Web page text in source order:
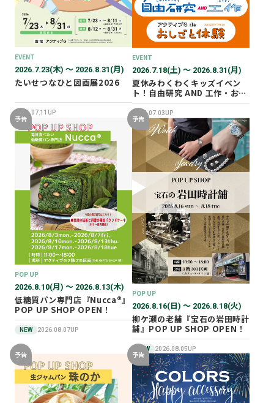
EVENT
2026.7.23(木) 〜 2026.8.31(月)
たいせつなひと図画展2026
2026.07.11UP
EVENT
2026.7.18(土) 〜 2026.8.31(月)
夏休みわくわくキッズイベン
ト！自由研究 AND 工作・おし
ごと体験！
2026.07.03UP
予告
POP UP
2026.8.10(月) 〜 2026.8.13(木)
低糖質パン専門店『Nucca®』
POP UP SHOP OPEN！
NEW 2026.08.07UP
予告
POP UP
2026.8.16(日) 〜 2026.8.18(火)
柳ケ瀬の老舗『宝石の岩田時計
舗』POP UP SHOP OPEN！
NEW 2026.08.05UP
予告 予告